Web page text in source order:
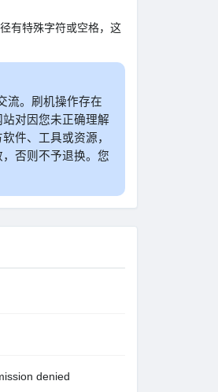
有特殊字符或空格，这
流。刷机操作存在
对因您未正确理解
件、工具或资源，
否则不予退换。您
denied